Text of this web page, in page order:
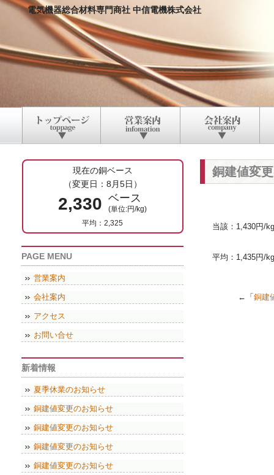
電気機器総合材料専門商社 中信電機株式会社
銅建値変
当該：1,430円/kg
平均：1,435円/kg
←「 銅建
現在の銅ベース
（変更日：8月5日）
2,330 ベース
(単位:円/kg)
平均：2,325
PAGE MENU
営業案内
会社案内
アクセス
お問い合せ
新着情報
夏季休業のお知らせ
銅建値変更のお知らせ
銅建値変更のお知らせ
銅建値変更のお知らせ
銅建値変更のお知らせ